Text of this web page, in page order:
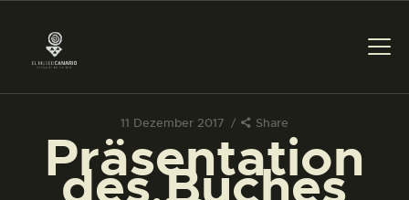
11 Dezember 2017 Share
Präsentation
DAS MUSEUM